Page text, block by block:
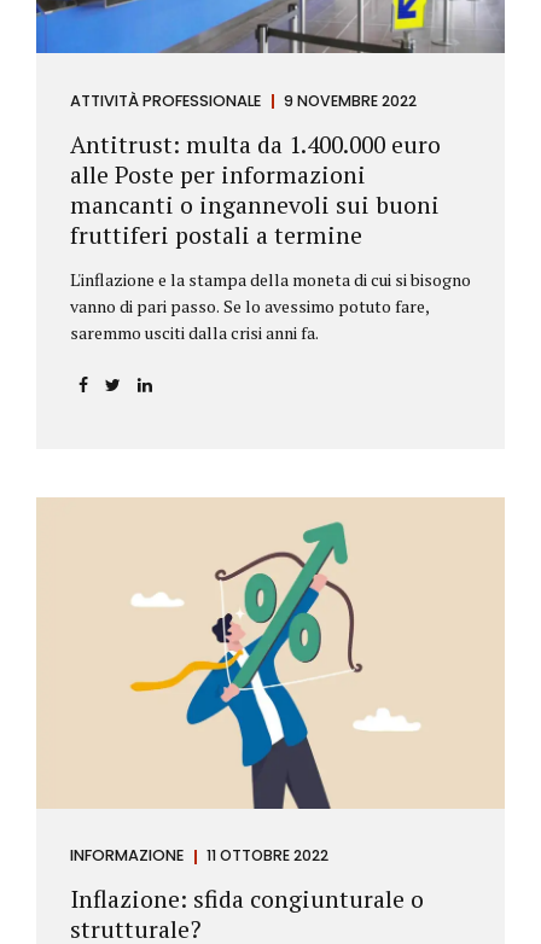
ATTIVITÀ PROFESSIONALE 9 NOVEMBRE 2022
Antitrust: multa da 1.400.000 euro
alle Poste per informazioni
mancanti o ingannevoli sui buoni
fruttiferi postali a termine
L'inflazione e la stampa della moneta di cui si bisogno
vanno di pari passo. Se lo avessimo potuto fare,
saremmo usciti dalla crisi anni fa.
INFORMAZIONE 11 OTTOBRE 2022
Inflazione: sfida congiunturale o
strutturale?